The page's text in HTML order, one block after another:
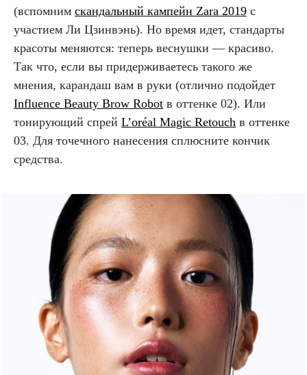
(вспомним скандальный кампейн Zara 2019 с
участием Ли Цзинвэнь). Но время идет, стандарты
красоты меняются: теперь веснушки — красиво.
Так что, если вы придерживаетесь такого же
мнения, карандаш вам в руки (отлично подойдет
Influence Beauty Brow Robot в оттенке 02). Или
тонирующий спрей L’oréal Magic Retouch в оттенке
03. Для точечного нанесения сплюсните кончик
средства.